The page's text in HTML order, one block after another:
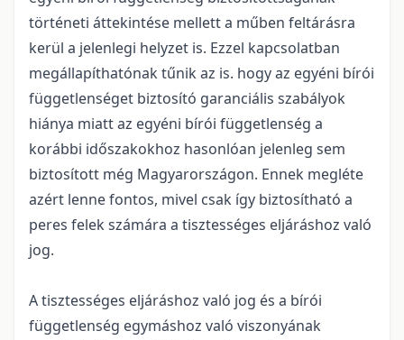
történeti áttekintése mellett a műben feltárásra
kerül a jelenlegi helyzet is. Ezzel kapcsolatban
megállapíthatónak tűnik az is. hogy az egyéni bírói
függetlenséget biztosító garanciális szabályok
hiánya miatt az egyéni bírói függetlenség a
korábbi időszakokhoz hasonlóan jelenleg sem
biztosított még Magyarországon. Ennek megléte
azért lenne fontos, mivel csak így biztosítható a
peres felek számára a tisztességes eljáráshoz való
jog.
A tisztességes eljáráshoz való jog és a bírói
függetlenség egymáshoz való viszonyának